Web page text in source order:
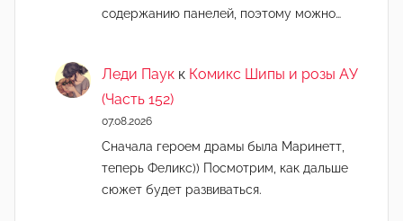
содержанию панелей, поэтому можно…
Леди Паук к Комикс Шипы и розы АУ
(Часть 152)
07.08.2026
Сначала героем драмы была Маринетт,
теперь Феликс)) Посмотрим, как дальше
сюжет будет развиваться.